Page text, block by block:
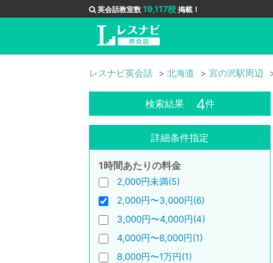
英会話教室数 19,117校 掲載！
レスナビ英会話 北海道 宮の沢駅周辺
検索結果 4件
詳細条件指定
1時間あたりの料金
2,000円未満(5)
2,000円〜3,000円(6)
3,000円〜4,000円(4)
4,000円〜8,000円(1)
8,000円〜1万円(1)